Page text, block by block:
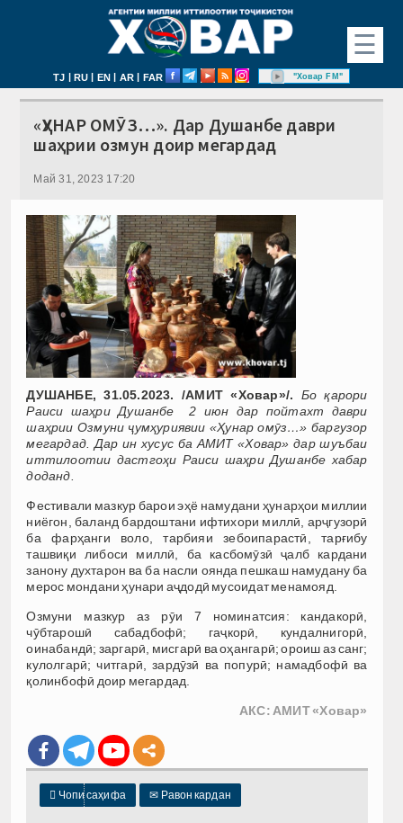
☰
TJ | RU | EN | AR | FAR "Ховар FM"
«ҲУНАР ОМӮЗ…». Дар Душанбе даври
шаҳрии озмун доир мегардад
Май 31, 2023 17:20
ДУШАНБЕ, 31.05.2023. /АМИТ «Ховар»/.
Бо қарори
Раиси шаҳри Душанбе 2 июн дар пойтахт даври
шаҳрии Озмуни ҷумҳуриявии «Ҳунар омӯз…» баргузор
мегардад. Дар ин хусус ба АМИТ «Ховар» дар шуъбаи
иттилоотии дастгоҳи Раиси шаҳри Душанбе хабар
доданд.
Фестивали мазкур барои эҳё намудани ҳунарҳои миллии
ниёгон, баланд бардоштани ифтихори миллӣ, арҷгузорӣ
ба фарҳанги воло, тарбияи зебоипарастӣ, тарғибу
ташвиқи либоси миллӣ, ба касбомӯзӣ ҷалб кардани
занону духтарон ва ба насли оянда пешкаш намудану ба
мерос мондани ҳунари аҷдодӣ мусоидат менамояд.
Озмуни мазкур аз рӯи 7 номинатсия: кандакорӣ,
чӯбтарошӣ сабадбофӣ; гаҷкорӣ, кундалнигорӣ,
оинабандӣ; заргарӣ, мисгарӣ ва оҳангарӣ; ороиш аз санг;
кулолгарӣ; читгарӣ, зардӯзӣ ва попурӣ; намадбофӣ ва
қолинбофӣ доир мегардад.
АКС: АМИТ «Ховар»
 Чопи саҳифа ✉ Равон кардан